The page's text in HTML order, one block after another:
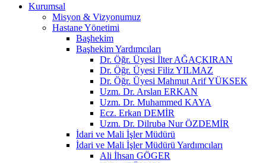
Kurumsal
Misyon & Vizyonumuz
Hastane Yönetimi
Başhekim
Başhekim Yardımcıları
Dr. Öğr. Üyesi İlter AĞAÇKIRAN
Dr. Öğr. Üyesi Filiz YILMAZ
Dr. Öğr. Üyesi Mahmut Arif YÜKSEK
Uzm. Dr. Arslan ERKAN
Uzm. Dr. Muhammed KAYA
Ecz. Erkan DEMİR
Uzm. Dr. Dilruba Nur ÖZDEMİR
İdari ve Mali İşler Müdürü
İdari ve Mali İşler Müdürü Yardımcıları
Ali İhsan GÖGER